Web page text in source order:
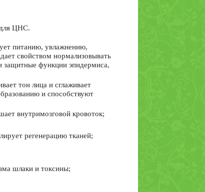
ЦНС.
питанию, увлажнению,
свойством нормализовывать
защитные функции эпидермиса,
тон лица и сглаживает
и способствуют
внутримозговой кровоток;
регенерацию тканей;
шлаки и токсины;